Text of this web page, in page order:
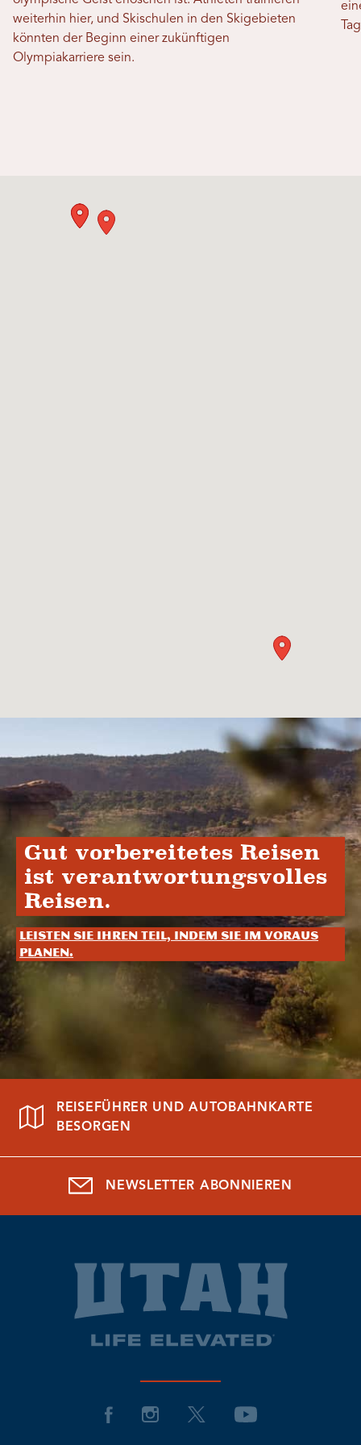
weiterhin hier, und Skischulen in den Skigebieten
könnten der Beginn einer zukünftigen
Olympiakarriere sein.
Gut vorbereitetes Reisen
ist verantwortungsvolles
Reisen.
Leisten Sie Ihren Teil, indem Sie im Voraus
planen.
REISEFÜHRER UND AUTOBAHNKARTE
BESORGEN
NEWSLETTER ABONNIEREN